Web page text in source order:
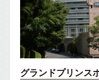
グランドプリンス